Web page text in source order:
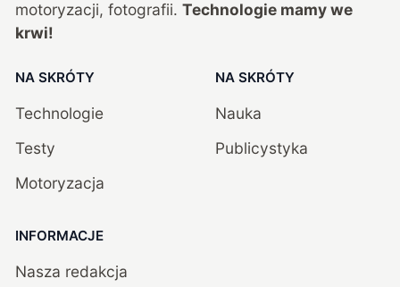
motoryzacji, fotografii. Technologie mamy we
krwi!
NA SKRÓTY
Technologie
Testy
Motoryzacja
NA SKRÓTY
Nauka
Publicystyka
INFORMACJE
Nasza redakcja